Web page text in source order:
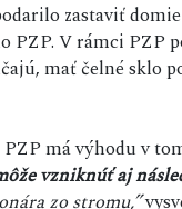
zastaviť
PZP. V rámci PZP
mať čelné sklo
má výhodu v
vzniknúť aj
zo stromu,”